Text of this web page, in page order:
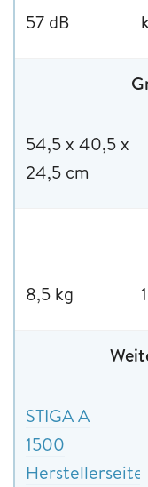
57 dB
54,5 x 40,5 x
24,5 cm
8,5 kg
STIGA A
1500
Herstellerseite